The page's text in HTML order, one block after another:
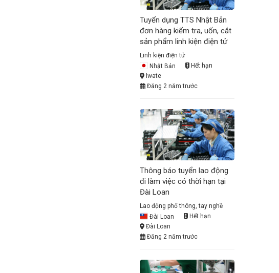
Tuyển dụng TTS Nhật Bản
đơn hàng kiểm tra, uốn, cắt
sản phẩm linh kiện điện tử
Linh kiện điện tử
Nhật Bản
Hết hạn
Iwate
Đăng 2 năm trước
Thông báo tuyển lao động
đi làm việc có thời hạn tại
Đài Loan
Lao động phổ thông, tay nghề
Đài Loan
Hết hạn
Đài Loan
Đăng 2 năm trước